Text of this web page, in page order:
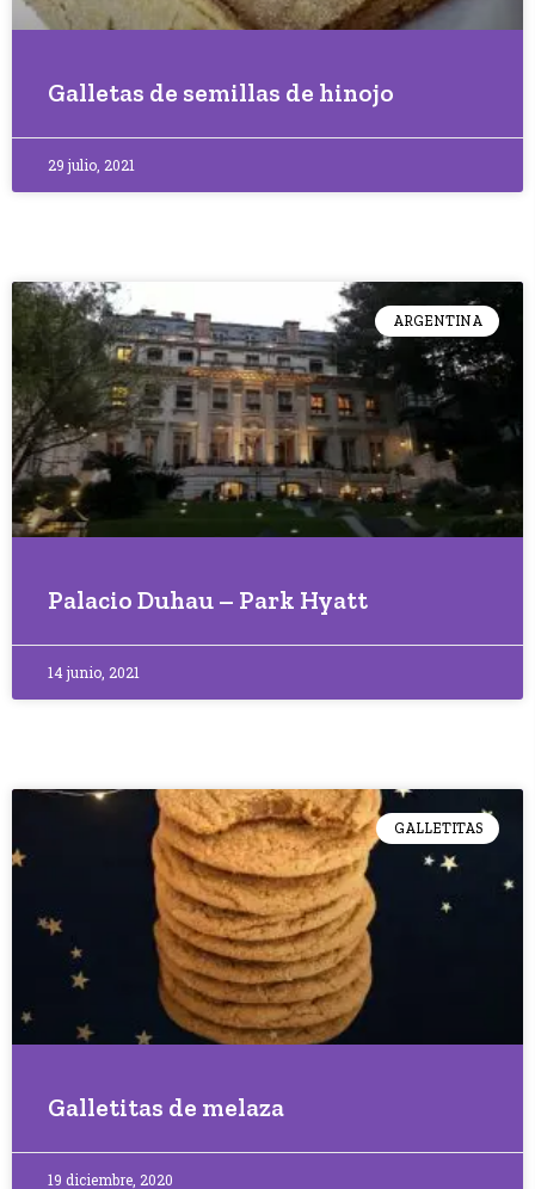
Galletas de semillas de hinojo
29 julio, 2021
ARGENTINA
Palacio Duhau – Park Hyatt
14 junio, 2021
GALLETITAS
Galletitas de melaza
19 diciembre, 2020